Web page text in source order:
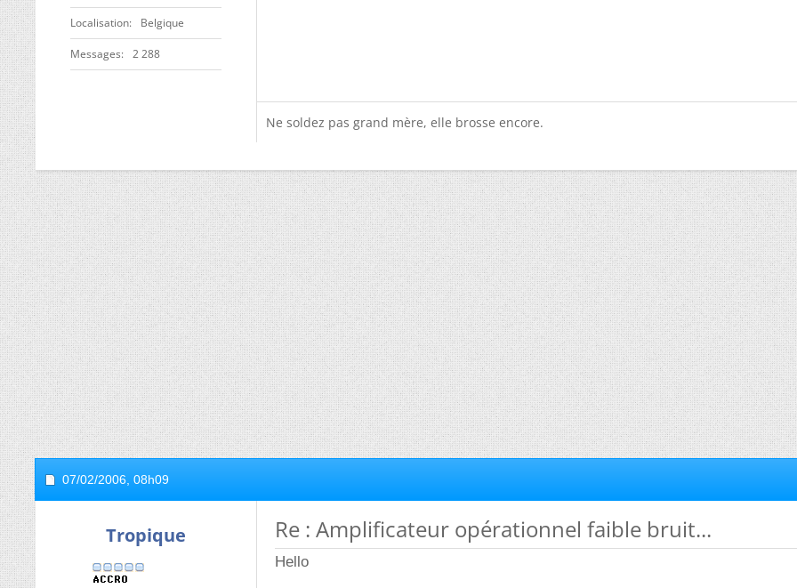
Localisation Belgique
Messages 2 288
Ne soldez pas grand mère, elle brosse encore.
07/02/2006, 08h09
Tropique Re : Amplificateur opérationnel faible bruit...
Hello